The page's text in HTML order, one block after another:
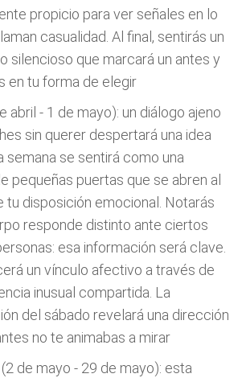
propicio para ver señales en lo
casualidad. Al final, sentirás un
silencioso que marcará un antes y
en tu forma de elegir
abril - 1 de mayo): un diálogo ajeno
sin querer despertará una idea
semana se sentirá como una
pequeñas puertas que se abren al
tu disposición emocional. Notarás
responde distinto ante ciertos
esa información será clave.
un vínculo afectivo a través de
inusual compartida. La
del sábado revelará una dirección
no te animabas a mirar
(2 de mayo - 29 de mayo): esta